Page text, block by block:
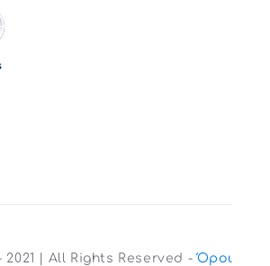
2021 | All Rights Reserved -Όροι